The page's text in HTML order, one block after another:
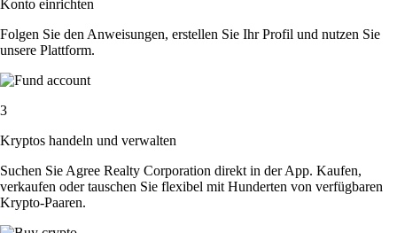
Konto einrichten
Folgen Sie den Anweisungen, erstellen Sie Ihr Profil und nutzen Sie
unsere Plattform.
3
Kryptos handeln und verwalten
Suchen Sie Agree Realty Corporation direkt in der App. Kaufen,
verkaufen oder tauschen Sie flexibel mit Hunderten von verfügbaren
Krypto-Paaren.